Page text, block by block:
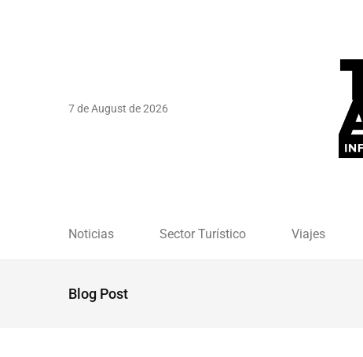
7 de August de 2026
Noticias Sector Turístico Viajes
Blog Post